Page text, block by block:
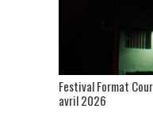
Festival Format
avril 2026